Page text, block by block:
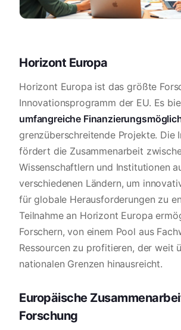
Horizont Europa
Horizont Europa ist das größte
Innovationsprogramm der EU. Es
umfangreiche
grenzüberschreitende Projekte. Die
fördert die Zusammenarbeit
Wissenschaftlern und Institutionen
verschiedenen Ländern, um
für globale Herausforderungen zu
Teilnahme an Horizont Europa
Forschern, von einem Pool aus
Ressourcen zu profitieren, der weit
nationalen Grenzen hinausreicht.
Europäische
Forschung